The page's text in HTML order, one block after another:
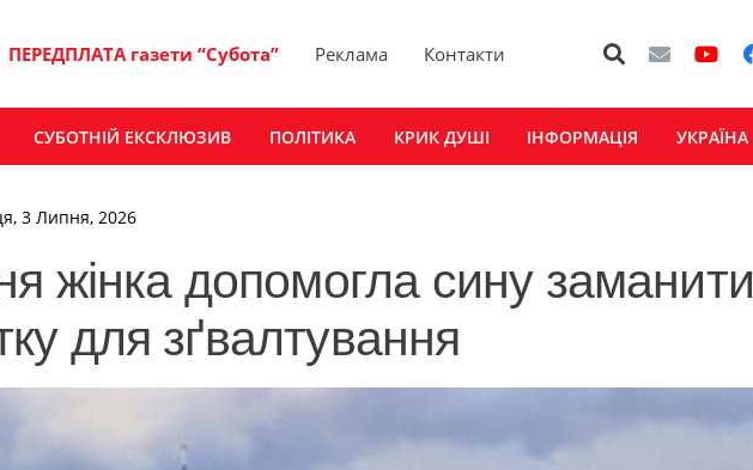
ПЕРЕДПЛАТА газети “Субота” Реклама Контакти
СУБОТНІЙ ЕКСКЛЮЗИВ ПОЛІТИКА КРИК ДУШІ ІНФОРМАЦІЯ УКРАЇНА
3 Липня, 2026
жінка допомогла сину заманити
для зґвалтування